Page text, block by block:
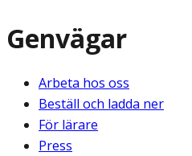
Genvägar
Arbeta hos oss
Beställ och ladda ner
För lärare
Press